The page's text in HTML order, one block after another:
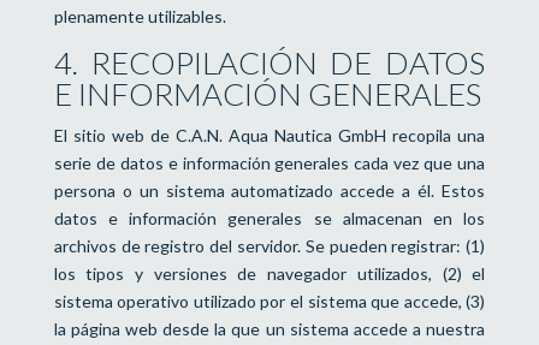
plenamente utilizables.
4. RECOPILACIÓN DE DATOS
E INFORMACIÓN GENERALES
El sitio web de C.A.N. Aqua Nautica GmbH recopila una
serie de datos e información generales cada vez que una
persona o un sistema automatizado accede a él. Estos
datos e información generales se almacenan en los
archivos de registro del servidor. Se pueden registrar: (1)
los tipos y versiones de navegador utilizados, (2) el
sistema operativo utilizado por el sistema que accede, (3)
la página web desde la que un sistema accede a nuestra